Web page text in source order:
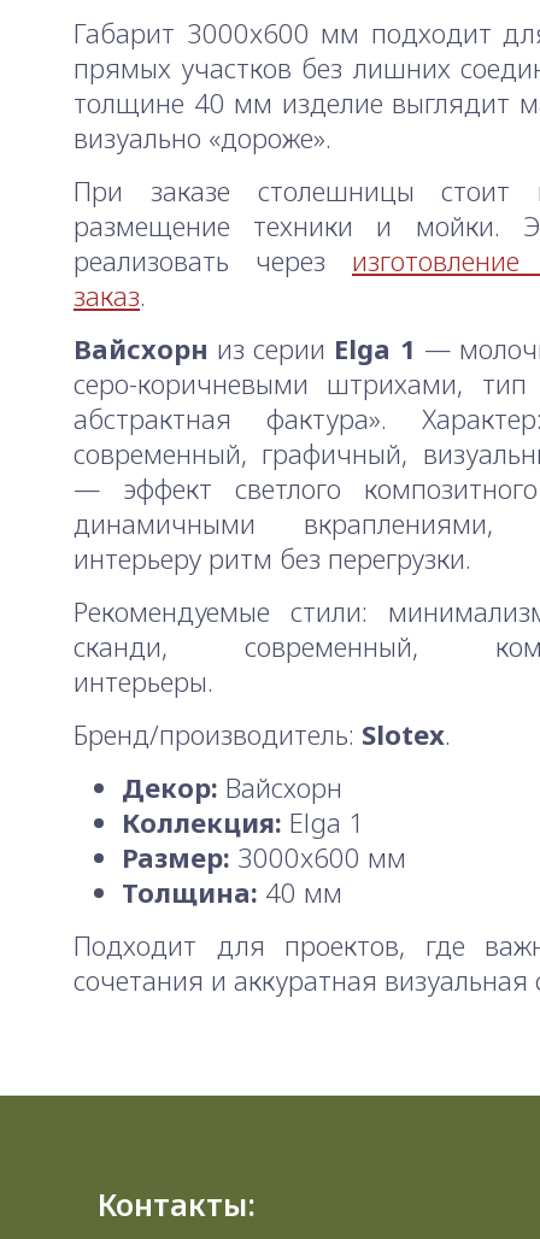
Габарит 3000x600 мм подходит
прямых участков без лишних
толщине 40 мм изделие выглядит
визуально «дороже».
При заказе столешницы стоит
размещение техники и мойки.
реализовать через
заказ.
Вайсхорн из серии Elga 1 —
серо-коричневыми штрихами,
абстрактная фактура».
современный, графичный,
— эффект светлого
динамичными вкраплениями,
интерьеру ритм без перегрузки.
Рекомендуемые стили:
сканди, современный,
интерьеры.
Бренд/производитель: Slotex.
Декор: Вайсхорн
Коллекция: Elga 1
Размер: 3000x600 мм
Толщина: 40 мм
Подходит для проектов, где
сочетания и аккуратная визуальная
Контакты: